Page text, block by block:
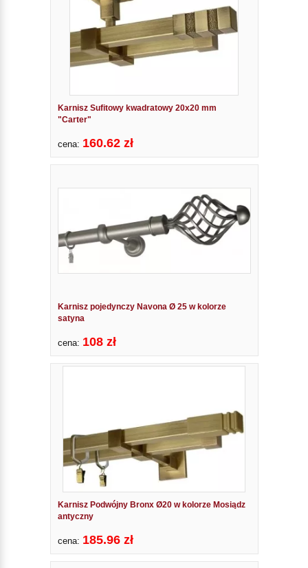
Karnisz Sufitowy kwadratowy 20x20 mm
"Carter"
cena: 160.62 zł
Karnisz pojedynczy Navona Ø 25 w kolorze
satyna
cena: 108 zł
Karnisz Podwójny Bronx Ø20 w kolorze Mosiądz
antyczny
cena: 185.96 zł